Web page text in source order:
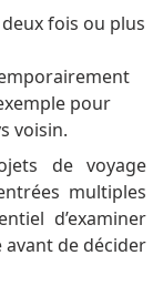
fois ou plus
pour
voisin.
de voyage
multiples
d’examiner
de décider